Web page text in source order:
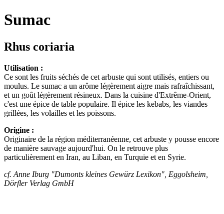
Sumac
Rhus coriaria
Utilisation :
Ce sont les fruits séchés de cet arbuste qui sont utilisés, entiers ou
moulus. Le sumac a un arôme légèrement aigre mais rafraîchissant,
et un goût légèrement résineux. Dans la cuisine d'Extrême-Orient,
c'est une épice de table populaire. Il épice les kebabs, les viandes
grillées, les volailles et les poissons.
Origine :
Originaire de la région méditerranéenne, cet arbuste y pousse encore
de manière sauvage aujourd'hui. On le retrouve plus
particulièrement en Iran, au Liban, en Turquie et en Syrie.
cf. Anne Iburg "Dumonts kleines Gewürz Lexikon", Eggolsheim,
Dörfler Verlag GmbH